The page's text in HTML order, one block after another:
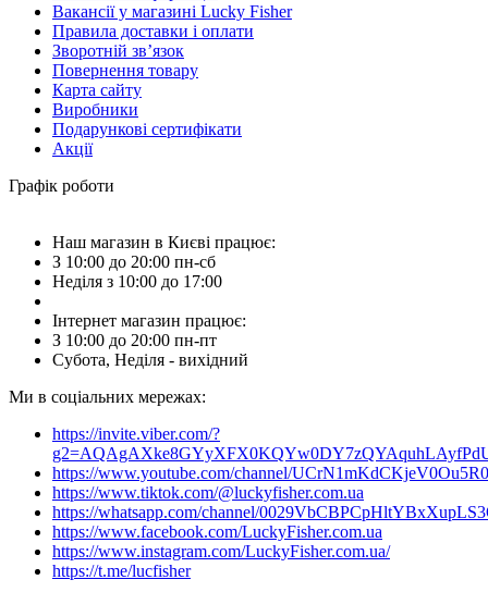
Вакансії у магазині Lucky Fisher
Правила доставки і оплати
Зворотній зв’язок
Повернення товару
Карта сайту
Виробники
Подарункові сертифікати
Акції
Графік роботи
Наш магазин в Києві працює:
З 10:00 до 20:00 пн-сб
Неділя з 10:00 до 17:00
Інтернет магазин працює:
З 10:00 до 20:00 пн-пт
Субота, Неділя - вихідний
Ми в соціальних мережах:
https://invite.viber.com/?
https://www.youtube.com/channel/
https://www.tiktok.com/@luckyfisher.com.ua
https://whatsapp.com/channel/
https://www.facebook.com/LuckyFisher.com.ua
https://www.instagram.com/LuckyFisher.com.ua/
https://t.me/lucfisher